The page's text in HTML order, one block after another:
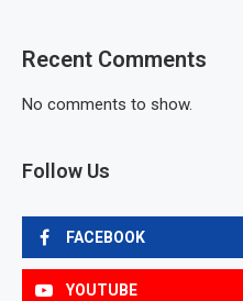
Recent Comments
No comments to show.
Follow Us
FACEBOOK
YOUTUBE